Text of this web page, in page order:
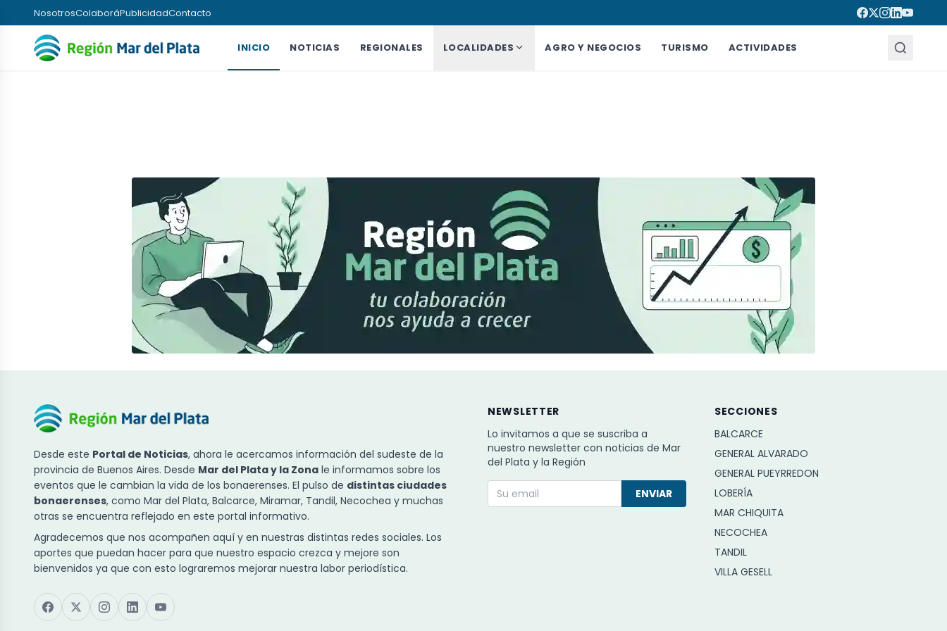
NosotrosColaboráPublicidadContacto
INICIO NOTICIAS REGIONALES LOCALIDADES AGRO Y NEGOCIOS TURISMO ACTIVIDADES
Desde este Portal de Noticias, ahora le acercamos información del sudeste de la
provincia de Buenos Aires. Desde Mar del Plata y la Zona le informamos sobre los
eventos que le cambian la vida de los bonaerenses. El pulso de distintas ciudades
bonaerenses, como Mar del Plata, Balcarce, Miramar, Tandil, Necochea y muchas
otras se encuentra reflejado en este portal informativo.
Agradecemos que nos acompañen aquí y en nuestras distintas redes sociales. Los
aportes que puedan hacer para que nuestro espacio crezca y mejore son
bienvenidos ya que con esto lograremos mejorar nuestra labor periodística.
NEWSLETTER
Lo invitamos a que se suscriba a
nuestro newsletter con noticias de Mar
del Plata y la Región
ENVIAR
SECCIONES
BALCARCE
GENERAL ALVARADO
GENERAL PUEYRREDON
LOBERÍA
MAR CHIQUITA
NECOCHEA
TANDIL
VILLA GESELL